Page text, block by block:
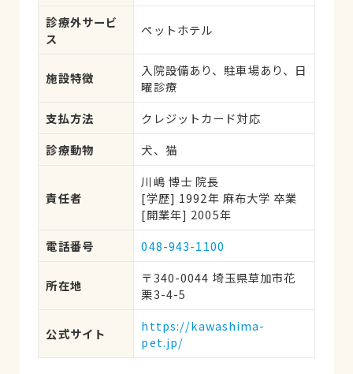
診療外サービ
ス
ペットホテル
施設特徴
入院設備あり、駐車場あり、日
曜診療
支払方法
クレジットカード対応
診療動物
犬、猫
責任者
川嶋 博士 院長
[学歴] 1992年 麻布大学 卒業
[開業年] 2005年
電話番号
048-943-1100
所在地
〒340-0044 埼玉県草加市花
栗3-4-5
公式サイト
https://kawashima-
pet.jp/